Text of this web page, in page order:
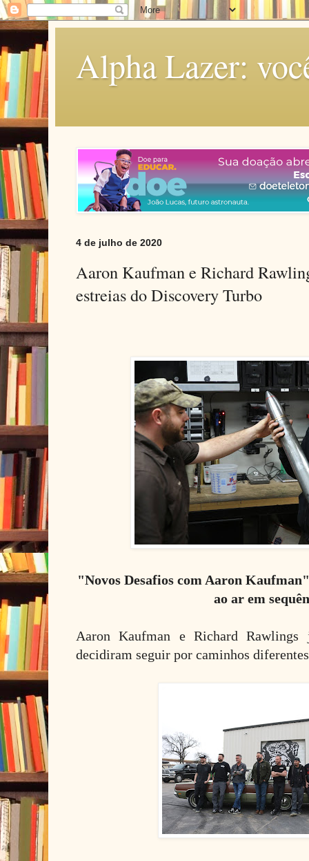
Alpha Lazer:
4 de julho de 2020
Aaron Kaufman e Richard
estreias do Discovery Turbo
"Novos Desafios com Aaron
ao ar em
Aaron Kaufman e Richard Rawlings
decidiram seguir por caminhos